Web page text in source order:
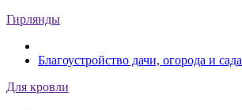
Гирлянды
Благоустройство дачи, огорода и сада
Для кровли